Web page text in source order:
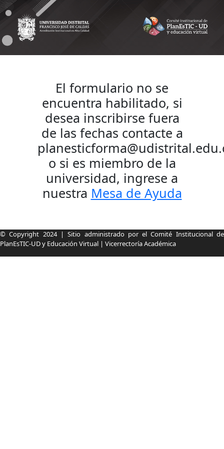
Formulario de inscripción
El formulario no se
encuentra habilitado, si
desea inscribirse fuera
de las fechas contacte a
o si es miembro de la
universidad, ingrese a
nuestra Mesa de Ayuda
Información pie de página
© Copyright 2024 | Sitio administrado por el Comité Institucional de
PlanEsTIC-UD y Educación Virtual | Vicerrectoría Académica